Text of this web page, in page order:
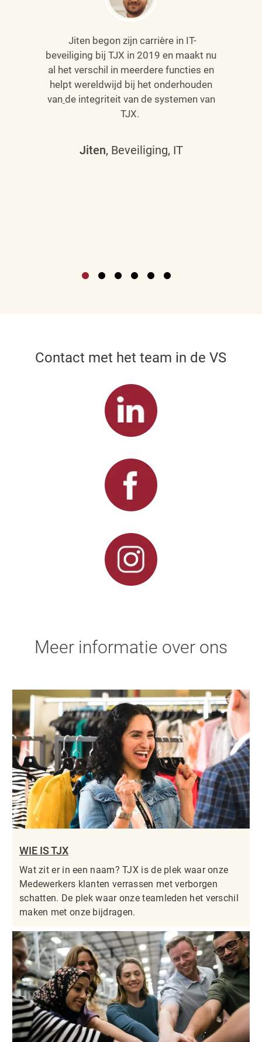
Jiten begon zijn carrière in IT-
beveiliging bij TJX in 2019 en maakt nu
al het verschil in meerdere functies en
helpt wereldwijd bij het onderhouden
van de integriteit van de systemen van
TJX.
Jiten, Beveiliging, IT
Contact met het team in de VS
Meer informatie over ons
WIE IS TJX
Wat zit er in een naam? TJX is de plek waar onze
Medewerkers klanten verrassen met verborgen
schatten. De plek waar onze teamleden het verschil
maken met onze bijdragen.